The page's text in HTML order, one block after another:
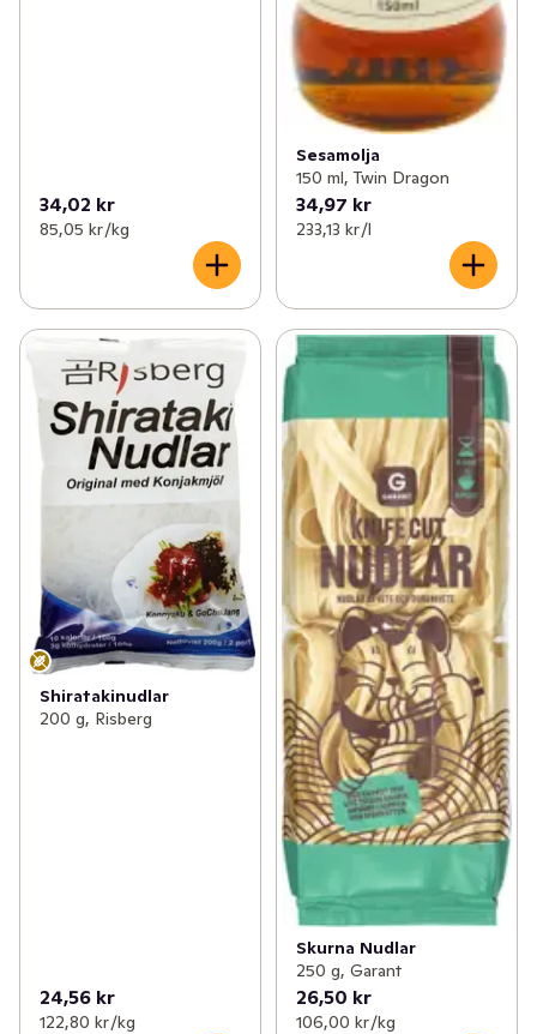
34,02 kr
85,05 kr /kg
Sesamolja
150 ml, Twin Dragon
34,97 kr
233,13 kr /l
Shiratakinudlar
200 g, Risberg
24,56 kr
122,80 kr /kg
Skurna Nudlar
250 g, Garant
26,50 kr
106,00 kr /kg